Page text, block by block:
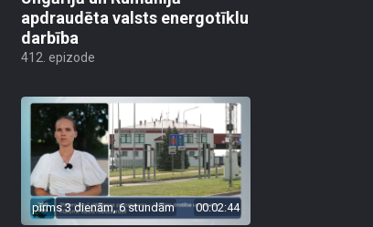
apdraudēta valsts energotīklu
darbība
412. epizode
pirms 3 dienām, 6 stundām 00:02:44